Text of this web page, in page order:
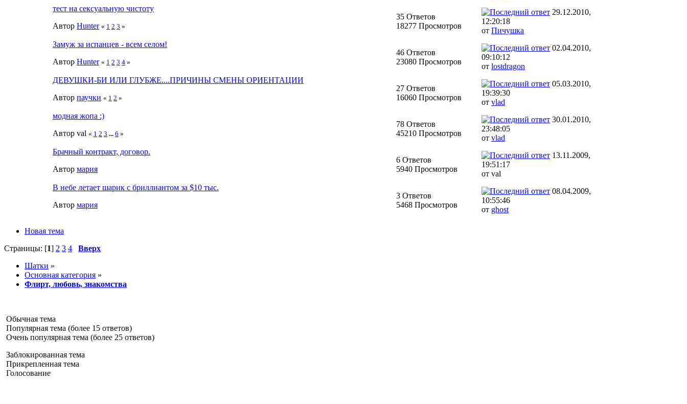
тест на сексуальную чистоту
Автор Hunter « 1 2 3 »
35 Ответов
18277 Просмотров
29.12.2010,
12:20:18
от Пичушка
Замуж за испанцев - всем селом!
Автор Hunter « 1 2 3 4 »
46 Ответов
23080 Просмотров
02.04.2010,
09:10:12
от lostdragon
ДЕВУШКИ-БИ ИЛИ ГЛУБЖЕ....ПРИЧИНЫ СМЕНЫ ОРИЕНТАЦИИ
Автор паучки « 1 2 »
27 Ответов
16060 Просмотров
05.03.2010,
19:39:30
от vlad
модная жопа :)
Автор val « 1 2 3 ... 6 »
78 Ответов
45210 Просмотров
30.01.2010,
23:48:05
от vlad
Брачный контракт, договор.
Автор мария
6 Ответов
5940 Просмотров
13.11.2009,
19:51:17
от val
В небе летает шарик с бриллиантом за $10 тыс.
Автор мария
3 Ответов
5468 Просмотров
08.04.2009,
10:55:46
от ghost
Новая тема
Страницы: [1] 2 3 4
Вверх
Шатки »
Основная категория »
Флирт, любовь, знакомства
Обычная тема
Популярная тема (более 15 ответов)
Очень популярная тема (более 25 ответов)
Заблокированная тема
Прикрепленная тема
Голосование